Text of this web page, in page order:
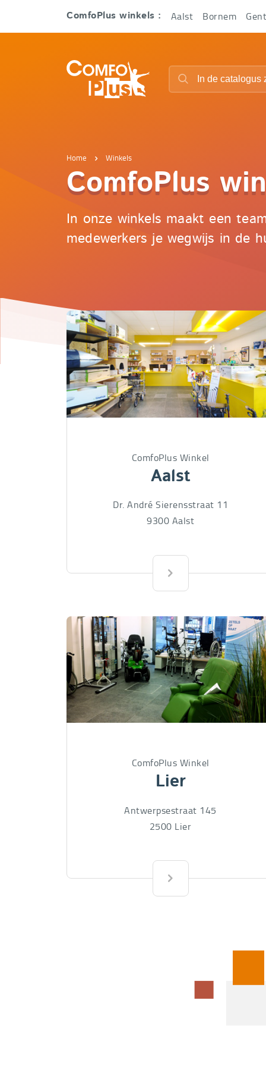
Home Winkels
ComfoPlus
-
ComfoPlus
In onze winkels maakt een
medewerkers je wegwijs in de
ComfoPlus winkels : Aalst Bornem Gent
ComfoPlus
Homepagina
Zoeken
Zoeken
ComfoPlus Winkel
Aalst
Dr. André Sierensstraat 11
9300 Aalst
ComfoPlus Winkel
Lier
Antwerpsestraat 145
2500 Lier